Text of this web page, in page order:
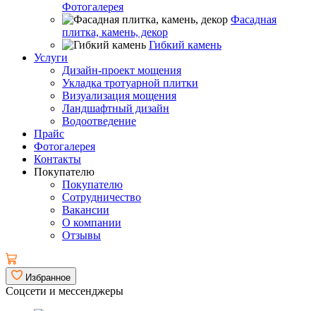
Фотогалерея
Фасадная
плитка, камень, декор
Гибкий камень
Услуги
Дизайн-проект мощения
Укладка тротуарной плитки
Визуализация мощения
Ландшафтный дизайн
Водоотведение
Прайс
Фотогалерея
Контакты
Покупателю
Покупателю
Сотрудничество
Вакансии
О компании
Отзывы
Избранное
Соцсети и мессенджеры